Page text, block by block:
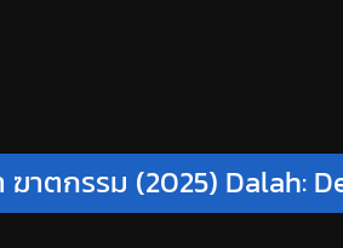
ฆาตกรรม (2025) Dalah: